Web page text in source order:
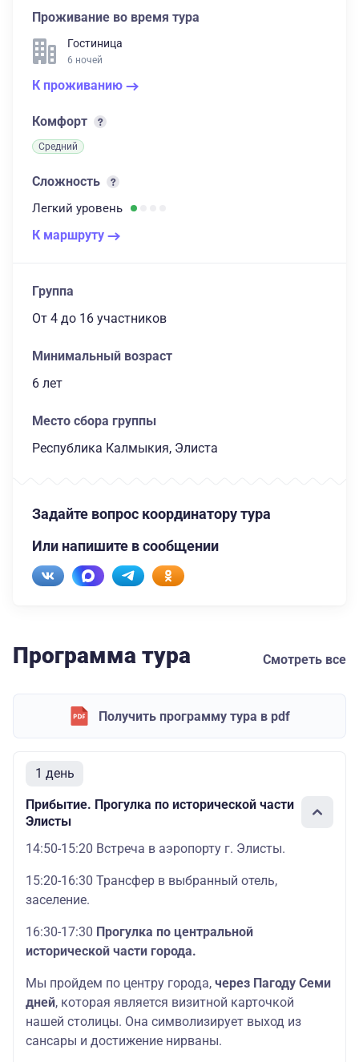
Проживание во время тура
Гостиница
6 ночей
К проживанию
Комфорт
Средний
Сложность
Легкий уровень
К маршруту
Группа
От 4 до 16 участников
Минимальный возраст
6 лет
Место сбора группы
Республика Калмыкия, Элиста
Задайте вопрос координатору тура
Или напишите в сообщении
Программа тура Смотреть все
Получить программу тура в pdf
1 день
Прибытие. Прогулка по исторической части
Элисты
14:50-15:20 Встреча в аэропорту г. Элисты.
15:20-16:30 Трансфер в выбранный отель,
заселение.
16:30-17:30 Прогулка по центральной
исторической части города.
Мы пройдем по центру города, через Пагоду Семи
дней, которая является визитной карточкой
нашей столицы. Она символизирует выход из
сансары и достижение нирваны.